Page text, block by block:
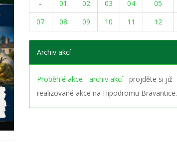
- 01 02 03 04 05
07
08 09 10 11 12
Archiv akcí
Proběhlé akce - archiv akcí- projděte si již
realizované akce na Hipodromu Bravantice.